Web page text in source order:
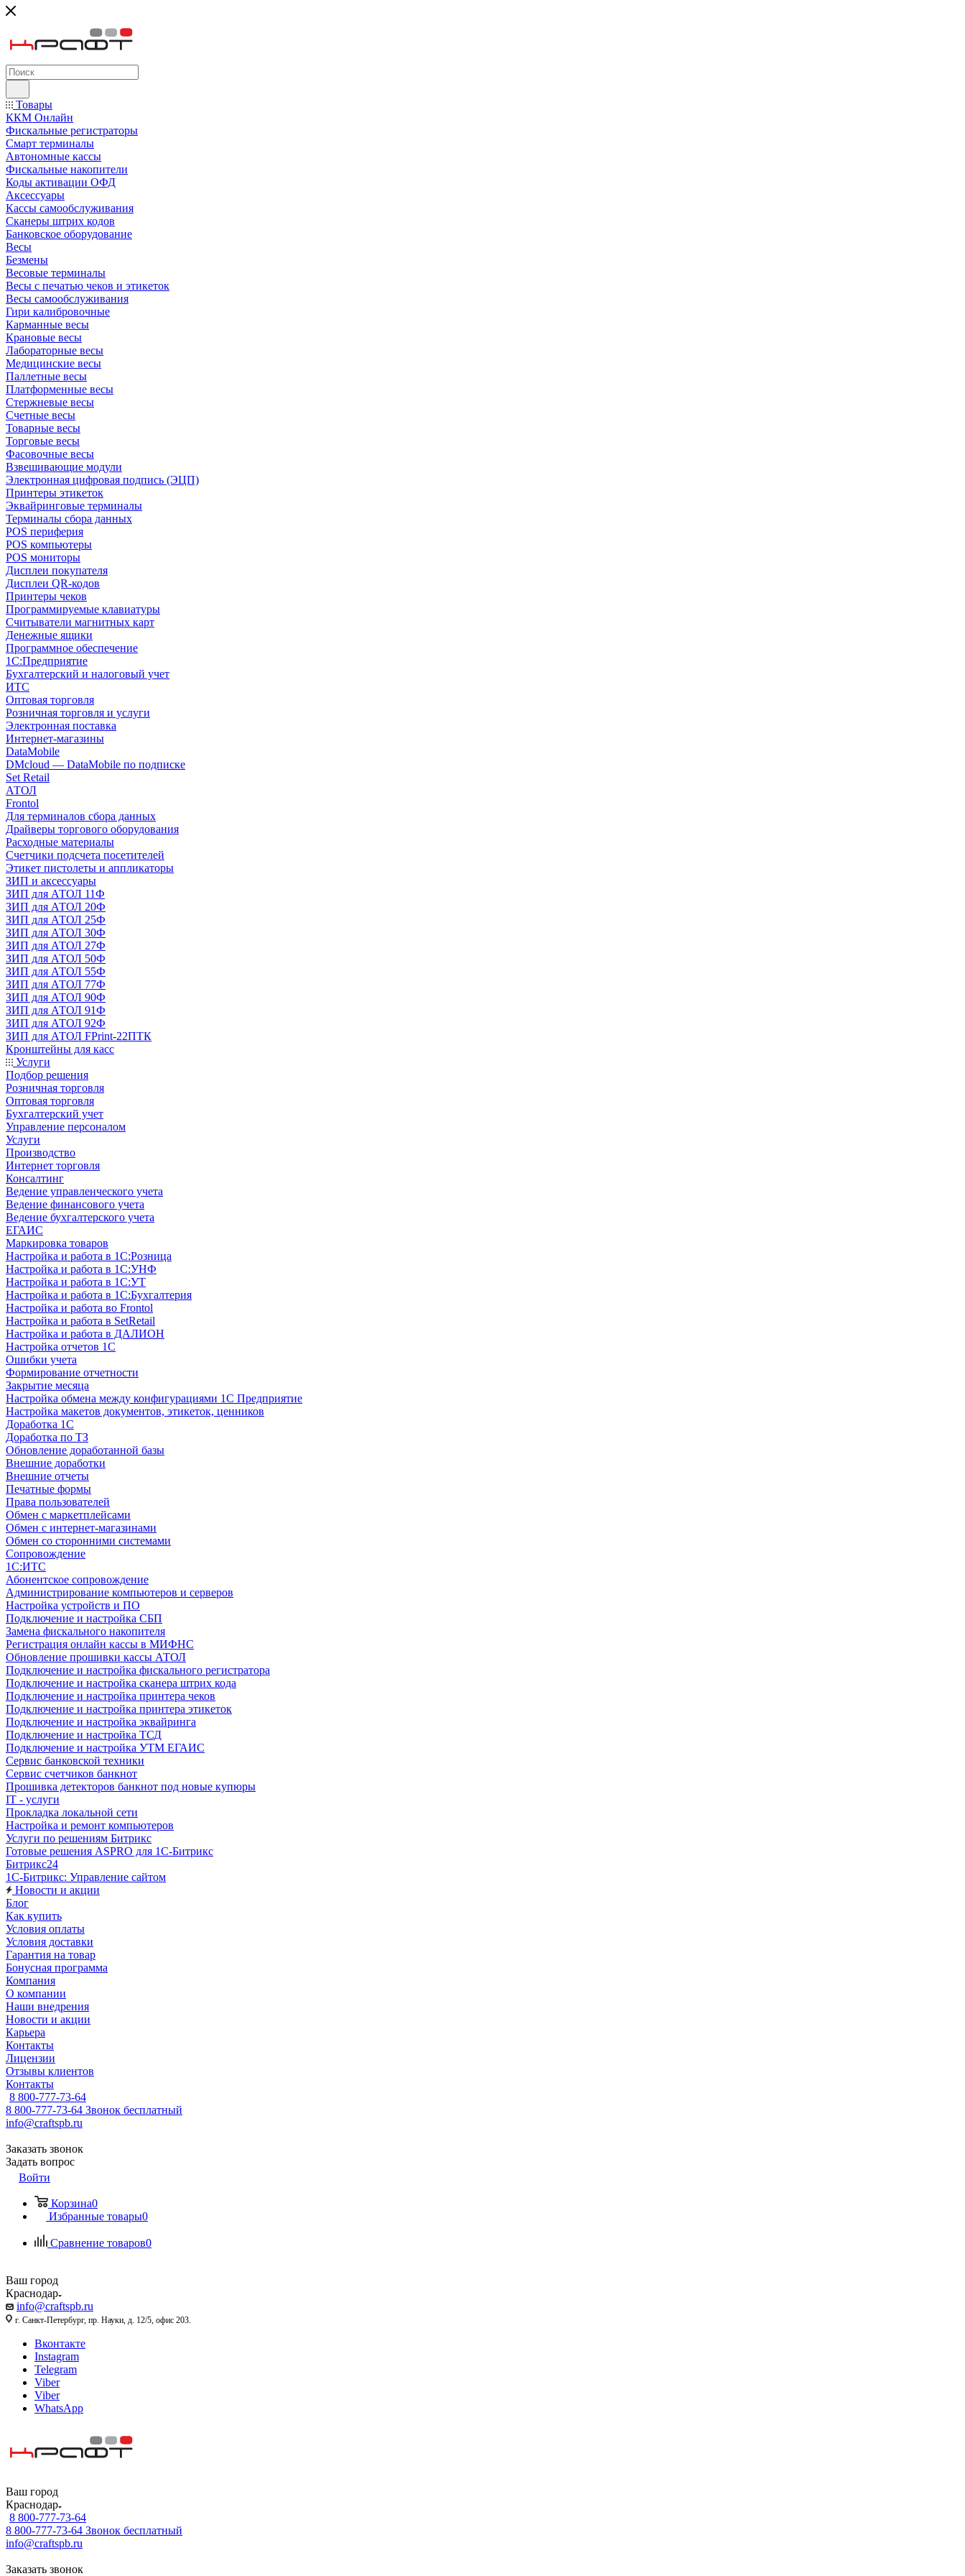
Товары
ККМ Онлайн
Фискальные регистраторы
Смарт терминалы
Автономные кассы
Фискальные накопители
Коды активации ОФД
Аксессуары
Кассы самообслуживания
Сканеры штрих кодов
Банковское оборудование
Весы
Безмены
Весовые терминалы
Весы с печатью чеков и этикеток
Весы самообслуживания
Гири калибровочные
Карманные весы
Крановые весы
Лабораторные весы
Медицинские весы
Паллетные весы
Платформенные весы
Стержневые весы
Счетные весы
Товарные весы
Торговые весы
Фасовочные весы
Взвешивающие модули
Электронная цифровая подпись (ЭЦП)
Принтеры этикеток
Эквайринговые терминалы
Терминалы сбора данных
POS периферия
POS компьютеры
POS мониторы
Дисплеи покупателя
Дисплеи QR-кодов
Принтеры чеков
Программируемые клавиатуры
Считыватели магнитных карт
Денежные ящики
Программное обеспечение
1С:Предприятие
Бухгалтерский и налоговый учет
ИТС
Оптовая торговля
Розничная торговля и услуги
Электронная поставка
Интернет-магазины
DataMobile
DMcloud — DataMobile по подписке
Set Retail
АТОЛ
Frontol
Для терминалов сбора данных
Драйверы торгового оборудования
Расходные материалы
Счетчики подсчета посетителей
Этикет пистолеты и аппликаторы
ЗИП и аксессуары
ЗИП для АТОЛ 11Ф
ЗИП для АТОЛ 20Ф
ЗИП для АТОЛ 25Ф
ЗИП для АТОЛ 30Ф
ЗИП для АТОЛ 27Ф
ЗИП для АТОЛ 50Ф
ЗИП для АТОЛ 55Ф
ЗИП для АТОЛ 77Ф
ЗИП для АТОЛ 90Ф
ЗИП для АТОЛ 91Ф
ЗИП для АТОЛ 92Ф
ЗИП для АТОЛ FPrint-22ПТК
Кронштейны для касс
Услуги
Подбор решения
Розничная торговля
Оптовая торговля
Бухгалтерский учет
Управление персоналом
Услуги
Производство
Интернет торговля
Консалтинг
Ведение управленческого учета
Ведение финансового учета
Ведение бухгалтерского учета
ЕГАИС
Маркировка товаров
Настройка и работа в 1С:Розница
Настройка и работа в 1С:УНФ
Настройка и работа в 1С:УТ
Настройка и работа в 1С:Бухгалтерия
Настройка и работа во Frontol
Настройка и работа в SetRetail
Настройка и работа в ДАЛИОН
Настройка отчетов 1С
Ошибки учета
Формирование отчетности
Закрытие месяца
Настройка обмена между конфигурациями 1С Предприятие
Настройка макетов документов, этикеток, ценников
Доработка 1С
Доработка по ТЗ
Обновление доработанной базы
Внешние доработки
Внешние отчеты
Печатные формы
Права пользователей
Обмен с маркетплейсами
Обмен с интернет-магазинами
Обмен со сторонними системами
Сопровождение
1C:ИТС
Абонентское сопровождение
Администрирование компьютеров и серверов
Настройка устройств и ПО
Подключение и настройка СБП
Замена фискального накопителя
Регистрация онлайн кассы в МИФНС
Обновление прошивки кассы АТОЛ
Подключение и настройка фискального регистратора
Подключение и настройка сканера штрих кода
Подключение и настройка принтера чеков
Подключение и настройка принтера этикеток
Подключение и настройка эквайринга
Подключение и настройка ТСД
Подключение и настройка УТМ ЕГАИС
Сервис банковской техники
Сервис счетчиков банкнот
Прошивка детекторов банкнот под новые купюры
IT - услуги
Прокладка локальной сети
Настройка и ремонт компьютеров
Услуги по решениям Битрикс
Готовые решения ASPRO для 1С-Битрикс
Битрикс24
1С-Битрикс: Управление сайтом
Новости и акции
Блог
Как купить
Условия оплаты
Условия доставки
Гарантия на товар
Бонусная программа
Компания
О компании
Наши внедрения
Новости и акции
Карьера
Контакты
Лицензии
Отзывы клиентов
Контакты
8 800-777-73-64
8 800-777-73-64 Звонок бесплатный
info@craftspb.ru
Заказать звонок
Задать вопрос
Войти
Корзина0
Избранные товары0
Сравнение товаров0
Ваш город
Краснодар
info@craftspb.ru
г. Санкт-Петербург, пр. Науки, д. 12/5, офис 203.
Вконтакте
Instagram
Telegram
Viber
Viber
WhatsApp
Ваш город
Краснодар
8 800-777-73-64
8 800-777-73-64 Звонок бесплатный
info@craftspb.ru
Заказать звонок